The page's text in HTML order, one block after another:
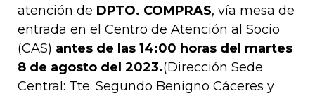
atención de DPTO. COMPRAS, vía mesa de
entrada en el Centro de Atención al Socio
(CAS) antes de las 14:00 horas del martes
8 de agosto del 2023.(Dirección Sede
Central: Tte. Segundo Benigno Cáceres y